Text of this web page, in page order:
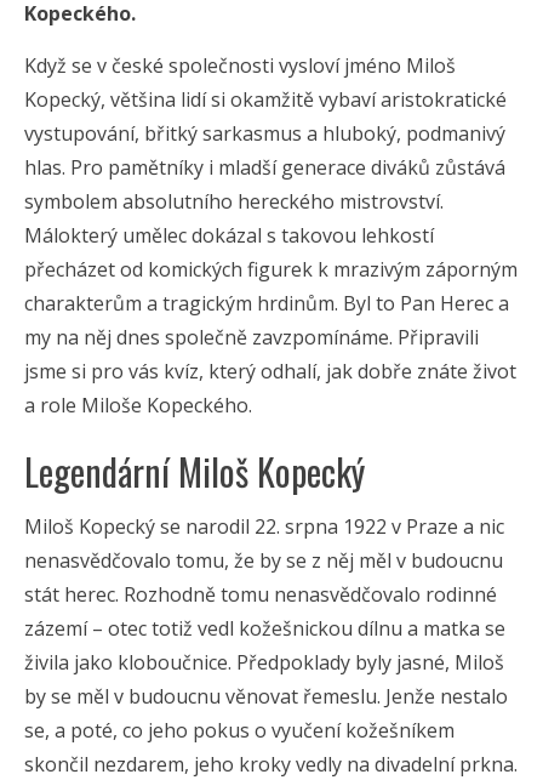
Kopeckého.
Když se v české společnosti vysloví jméno Miloš
Kopecký, většina lidí si okamžitě vybaví aristokratické
vystupování, břitký sarkasmus a hluboký, podmanivý
hlas. Pro pamětníky i mladší generace diváků zůstává
symbolem absolutního hereckého mistrovství.
Málokterý umělec dokázal s takovou lehkostí
přecházet od komických figurek k mrazivým záporným
charakterům a tragickým hrdinům. Byl to Pan Herec a
my na něj dnes společně zavzpomínáme. Připravili
jsme si pro vás kvíz, který odhalí, jak dobře znáte život
a role Miloše Kopeckého.
Legendární Miloš Kopecký
Miloš Kopecký se narodil 22. srpna 1922 v Praze a nic
nenasvědčovalo tomu, že by se z něj měl v budoucnu
stát herec. Rozhodně tomu nenasvědčovalo rodinné
zázemí – otec totiž vedl kožešnickou dílnu a matka se
živila jako kloboučnice. Předpoklady byly jasné, Miloš
by se měl v budoucnu věnovat řemeslu. Jenže nestalo
se, a poté, co jeho pokus o vyučení kožešníkem
skončil nezdarem, jeho kroky vedly na divadelní prkna.